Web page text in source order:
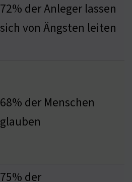
72% der Anleger lassen
sich von Ängsten leiten
68% der Menschen
glauben
75% der